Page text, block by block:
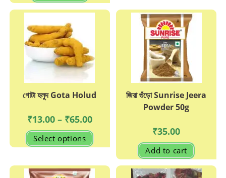
গোটা হলুদ Gota Holud
₹13.00 – ₹65.00Price
range:
₹13.00
through
₹65.00
Select options
This
has
multiple
variants.
The
জিরা গুঁড়ো Sunrise Jeera
Powder 50g
₹35.00
Add to cart